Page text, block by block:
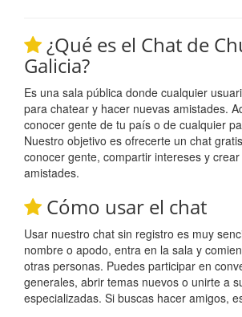
¿Qué es el Chat de
Galicia?
Es una sala pública donde cualquier
para chatear y hacer nuevas amistades.
conocer gente de tu país o de cualquier
Nuestro objetivo es ofrecerte un chat
conocer gente, compartir intereses y
amistades.
Cómo usar el chat
Usar nuestro chat sin registro es muy
nombre o apodo, entra en la sala y
otras personas. Puedes participar en
generales, abrir temas nuevos o unirte a
especializadas. Si buscas hacer amigos,